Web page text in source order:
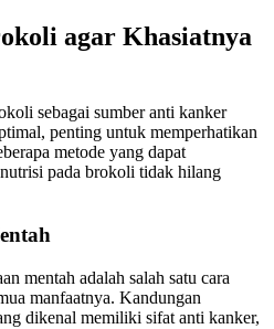
agar Khasiatnya
sebagai sumber anti kanker
penting untuk memperhatikan
metode yang dapat
pada brokoli tidak hilang
mentah adalah salah satu cara
manfaatnya. Kandungan
dikenal memiliki sifat anti kanker,